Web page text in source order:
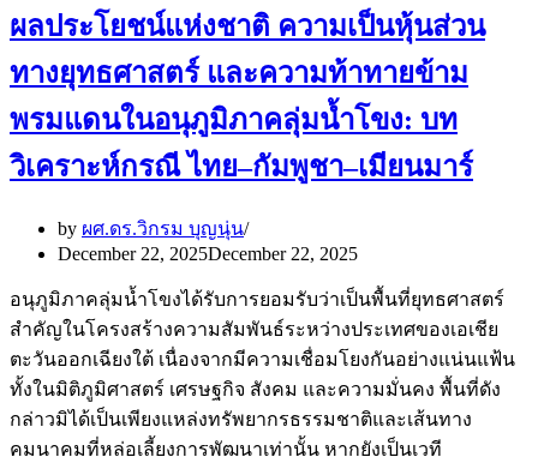
ผลประโยชน์แห่งชาติ ความเป็นหุ้นส่วน
ทางยุทธศาสตร์ และความท้าทายข้าม
พรมแดนในอนุภูมิภาคลุ่มน้ำโขง: บท
วิเคราะห์กรณี ไทย–กัมพูชา–เมียนมาร์
by ผศ.ดร.วิกรม บุญนุ่น
December 22, 2025December 22, 2025
อนุภูมิภาคลุ่มน้ำโขงได้รับการยอมรับว่าเป็นพื้นที่ยุทธศาสตร์
สำคัญในโครงสร้างความสัมพันธ์ระหว่างประเทศของเอเชีย
ตะวันออกเฉียงใต้ เนื่องจากมีความเชื่อมโยงกันอย่างแน่นแฟ้น
ทั้งในมิติภูมิศาสตร์ เศรษฐกิจ สังคม และความมั่นคง พื้นที่ดัง
กล่าวมิได้เป็นเพียงแหล่งทรัพยากรธรรมชาติและเส้นทาง
คมนาคมที่หล่อเลี้ยงการพัฒนาเท่านั้น หากยังเป็นเวที